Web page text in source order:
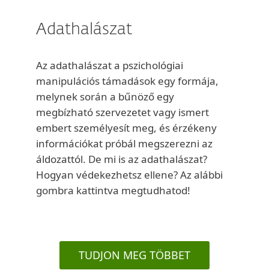
Adathalászat
Az adathalászat a pszichológiai
manipulációs támadások egy formája,
melynek során a bűnöző egy
megbízható szervezetet vagy ismert
embert személyesít meg, és érzékeny
információkat próbál megszerezni az
áldozattól. De mi is az adathalászat?
Hogyan védekezhetsz ellene? Az alábbi
gombra kattintva megtudhatod!
TUDJON MEG TÖBBET